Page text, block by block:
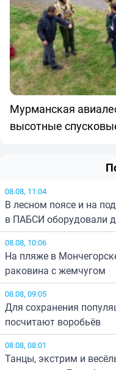
Мурманская
высотные
08.08, 11:04
В лесном поясе и на
в ПАБСИ оборудовали
08.08, 10:06
На пляже в
раковина с жемчугом
08.08, 09:05
Для сохранения
посчитают воробьёв
08.08, 08:01
Танцы, экстрим и